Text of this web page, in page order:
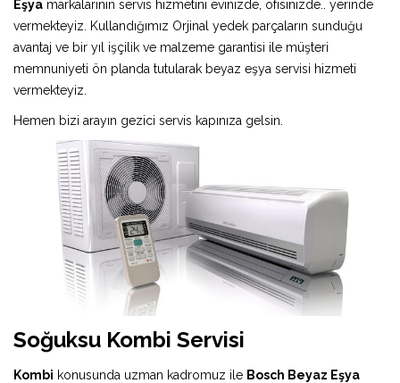
Eşya markalarının servis hizmetini evinizde, ofisinizde.. yerinde
vermekteyiz. Kullandığımız Orjinal yedek parçaların sunduğu
avantaj ve bir yıl işçilik ve malzeme garantisi ile müşteri
memnuniyeti ön planda tutularak beyaz eşya servisi hizmeti
vermekteyiz.
Hemen bizi arayın gezici servis kapınıza gelsin.
Soğuksu Kombi Servisi
Kombi konusunda uzman kadromuz ile Bosch Beyaz Eşya